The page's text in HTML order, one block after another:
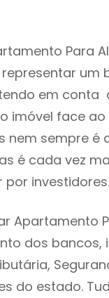
Para
um
em conta
imóvel face
nem sempre é
é cada vez
por investidores.
Apartamento
dos bancos,
do estado.